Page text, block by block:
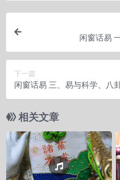
闲窗话易
下一篇
闲窗话易 三、易与科学、八
相关文章